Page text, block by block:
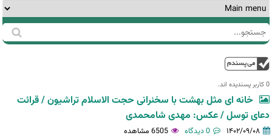
فرم
جستجو
جستجو
0 کاربر پسندیده اند.‎
خانه ای مثل بهشت با سخنرانی حجت الاسلام تراشیون / قرائت
دعای توسل / عکس: مهدی شامحمدی
۱۴۰۲/۰۹/۰۸ 0 دیدگاه 6505 مشاهده